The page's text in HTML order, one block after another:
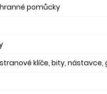
pomůcky
klíče, bity, nástavce,